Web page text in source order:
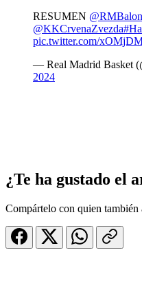
RESUMEN
@KKCrvenaZvezda
pic.twitter.com/
— Real Madrid Basket
2024
¿Te ha gustado el
Compártelo con quien también